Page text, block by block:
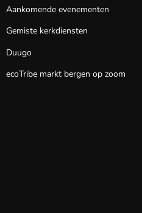
Aankomende evenementen
Gemiste kerkdiensten
Duugo
ecoTribe markt bergen op zoom